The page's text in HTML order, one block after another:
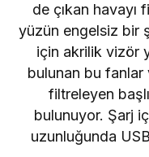
de çıkan havayı
yüzün engelsiz bir
için akrilik vizör
bulunan bu fanlar
filtreleyen
bulunuyor. Şarj
uzunluğunda